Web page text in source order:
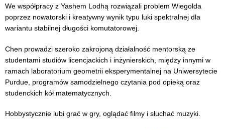
We współpracy z Yashem Lodhą rozwiązali problem Wiegolda
poprzez nowatorski i kreatywny wynik typu luki spektralnej dla
wariantu stabilnej długości komutatorowej.
Chen prowadzi szeroko zakrojoną działalność mentorską ze
studentami studiów licencjackich i inżynierskich, między innymi w
ramach laboratorium geometrii eksperymentalnej na Uniwersytecie
Purdue, programów samodzielnego czytania pod opieką oraz
studenckich kół matematycznych.
Hobbystycznie lubi grać w gry, oglądać filmy i słuchać muzyki.